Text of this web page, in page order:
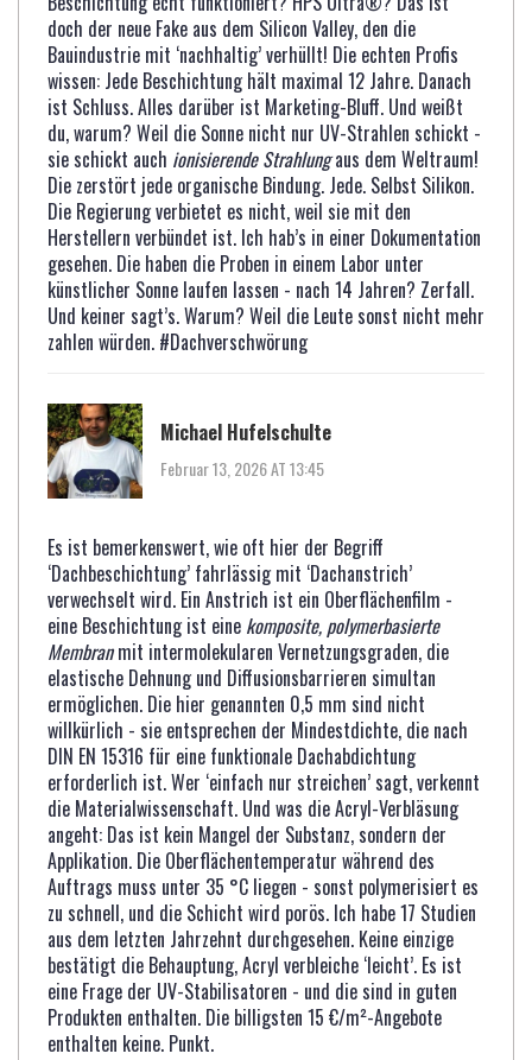
doch der neue Fake aus dem Silicon Valley, den die
Bauindustrie mit ‘nachhaltig’ verhüllt! Die echten Profis
wissen: Jede Beschichtung hält maximal 12 Jahre. Danach
ist Schluss. Alles darüber ist Marketing-Bluff. Und weißt
du, warum? Weil die Sonne nicht nur UV-Strahlen schickt -
sie schickt auch ionisierende Strahlungaus dem Weltraum!
Die zerstört jede organische Bindung. Jede. Selbst Silikon.
Die Regierung verbietet es nicht, weil sie mit den
Herstellern verbündet ist. Ich hab’s in einer Dokumentation
gesehen. Die haben die Proben in einem Labor unter
künstlicher Sonne laufen lassen - nach 14 Jahren? Zerfall.
Und keiner sagt’s. Warum? Weil die Leute sonst nicht mehr
zahlen würden. #Dachverschwörung
Michael Hufelschulte
Februar 13, 2026 AT 13:45
Es ist bemerkenswert, wie oft hier der Begriff
‘Dachbeschichtung’ fahrlässig mit ‘Dachanstrich’
verwechselt wird. Ein Anstrich ist ein Oberflächenfilm -
eine Beschichtung ist eine komposite, polymerbasierte
Membranmit intermolekularen Vernetzungsgraden, die
elastische Dehnung und Diffusionsbarrieren simultan
ermöglichen. Die hier genannten 0,5 mm sind nicht
willkürlich - sie entsprechen der Mindestdichte, die nach
DIN EN 15316 für eine funktionale Dachabdichtung
erforderlich ist. Wer ‘einfach nur streichen’ sagt, verkennt
die Materialwissenschaft. Und was die Acryl-Verbläsung
angeht: Das ist kein Mangel der Substanz, sondern der
Applikation. Die Oberflächentemperatur während des
Auftrags muss unter 35 °C liegen - sonst polymerisiert es
zu schnell, und die Schicht wird porös. Ich habe 17 Studien
aus dem letzten Jahrzehnt durchgesehen. Keine einzige
bestätigt die Behauptung, Acryl verbleiche ‘leicht’. Es ist
eine Frage der UV-Stabilisatoren - und die sind in guten
Produkten enthalten. Die billigsten 15 €/m²-Angebote
enthalten keine. Punkt.